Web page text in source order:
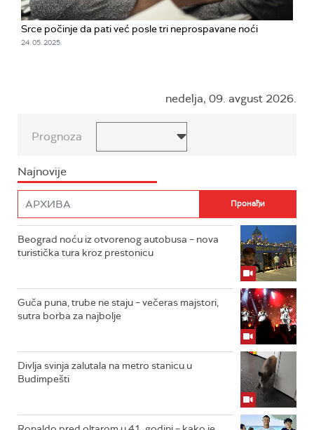
Srce počinje da pati već posle tri neprospavane noći
24. 05. 2025.
nedelja, 09. avgust 2026.
Prognoza
Najnovije
Beograd noću iz otvorenog autobusa – nova
turistička tura kroz prestonicu
Guča puna, trube ne staju – večeras majstori,
sutra borba za najbolje
Divlja svinja zalutala na metro stanicu u
Budimpešti